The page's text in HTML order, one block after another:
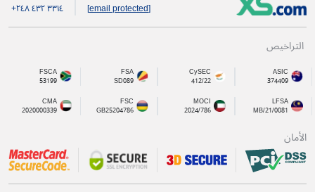
[email protected] +۲٤۸ ٤۳۲ ۳۳۱٤
التراخيص
ASIC
374409
CySEC
412/22
FSA
SD089
FSCA
53199
LFSA
MB/21/0081
MOCI
2024/786
FSC
GB25204786
CMA
2020000339
الأمان